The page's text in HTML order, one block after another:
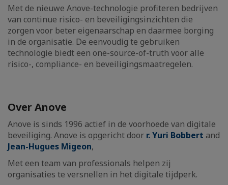
Met de nieuwe Anove-technologie profiteren bedrijven
van continue risico- en beveiligingsinzichten die
zorgen voor beter eigenaarschap en daarmee borging
in de organisatie. De eenvoudig te gebruiken
technologie biedt een one-source-of-truth voor alle
risico-, compliance- en beveiligingsmaatregelen.
Over Anove
Anove is sinds 1996 actief in de voorhoede van digitale
beveiliging. Anove is opgericht door r. Yuri Bobbert and
Jean-Hugues Migeon,
Met een team van professionals helpen zij
organisaties te versnellen in het digitale tijdperk.